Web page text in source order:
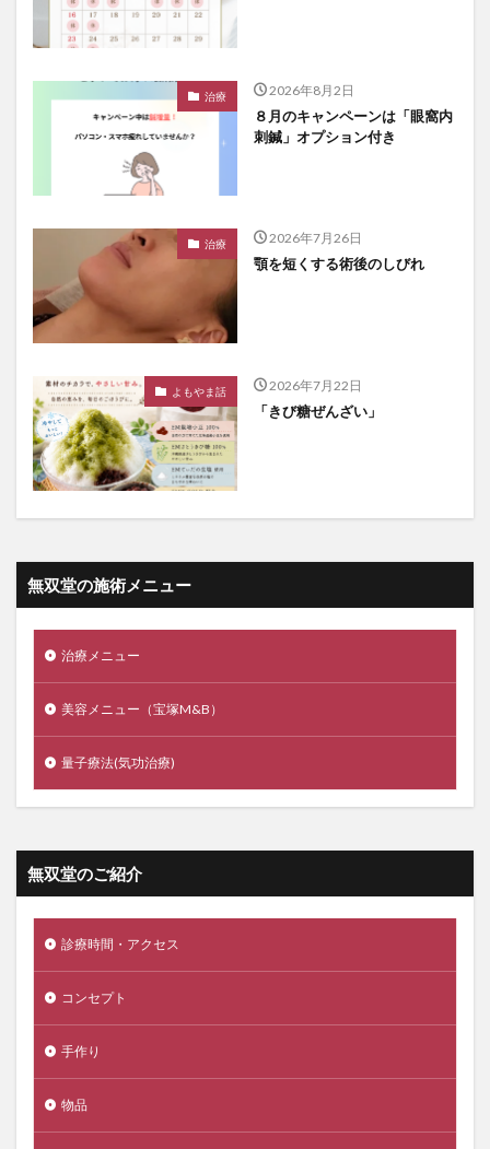
治療 2026年8月2日
８月のキャンペーンは「眼窩内
刺鍼」オプション付き
治療 2026年7月26日
顎を短くする術後のしびれ
よもやま話 2026年7月22日
「きび糖ぜんざい」
無双堂の施術メニュー
治療メニュー
美容メニュー（宝塚M&B）
量子療法(気功治療)
無双堂のご紹介
診療時間・アクセス
コンセプト
手作り
物品